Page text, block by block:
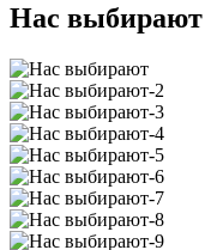
Нас выбирают